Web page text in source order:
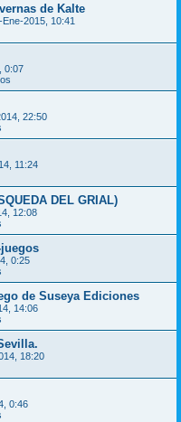
de Kalte
Ene-2015, 10:41
0:07
22:50
11:24
DEL GRIAL)
12:08
0:25
de Suseya Ediciones
14:06
18:20
0:46